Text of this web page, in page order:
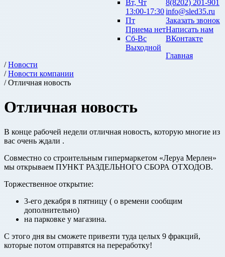
Вт, Чт
13:00-17:30
Пт
Приема нет
Сб-Вс
Выходной
8(8202) 201-901
info@sled35.ru
Заказать звонок
Написать нам
ВКонтакте
Главная
/Новости
/Новости компании
/ Отличная новость
Отличная новость
В конце рабочей недели отличная новость, которую многие из
вас очень ждали .
Совместно со строительным гипермаркетом «Леруа Мерлен»
мы открываем ПУНКТ РАЗДЕЛЬНОГО СБОРА ОТХОДОВ.
Торжественное открытие:
3-его декабря в пятницу ( о времени сообщим
дополнительно)
на парковке у магазина.
С этого дня вы сможете привезти туда целых 9 фракций,
которые потом отправятся на переработку!